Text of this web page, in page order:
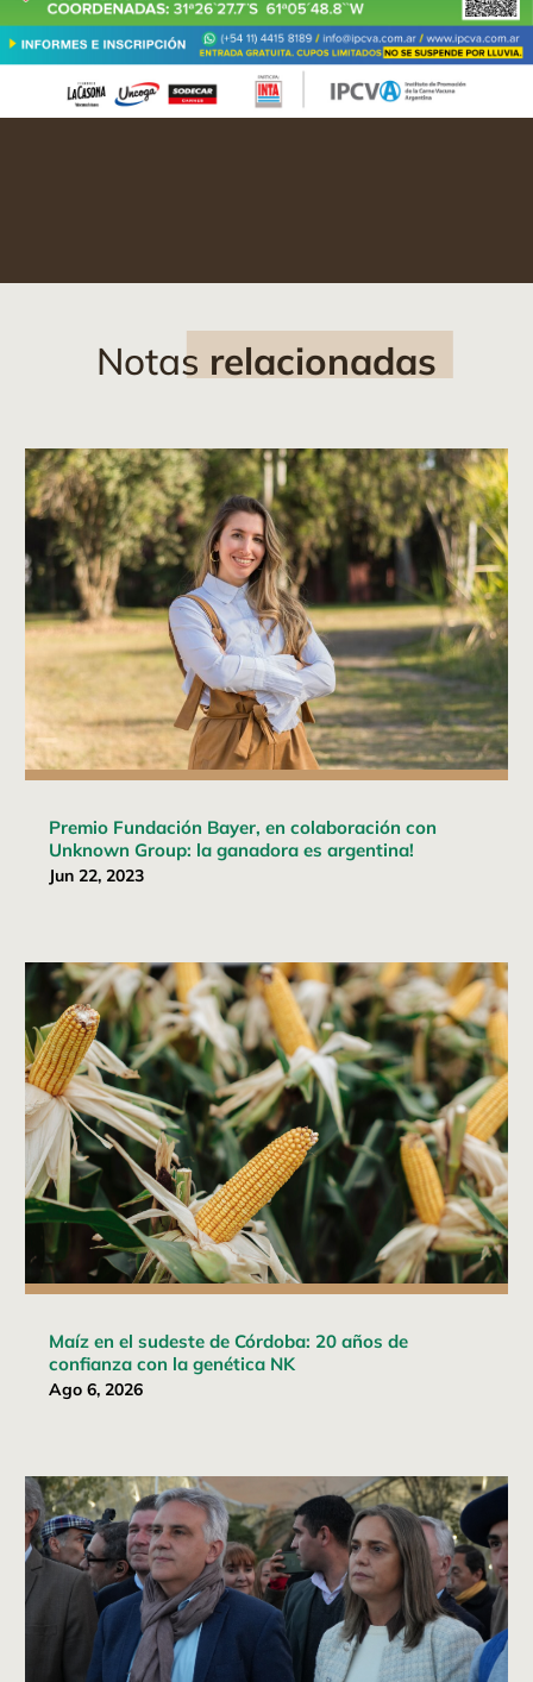
Notas relacionadas
Premio Fundación Bayer, en colaboración con
Unknown Group: la ganadora es argentina!
Jun 22, 2023
Maíz en el sudeste de Córdoba: 20 años de
confianza con la genética NK
Ago 6, 2026